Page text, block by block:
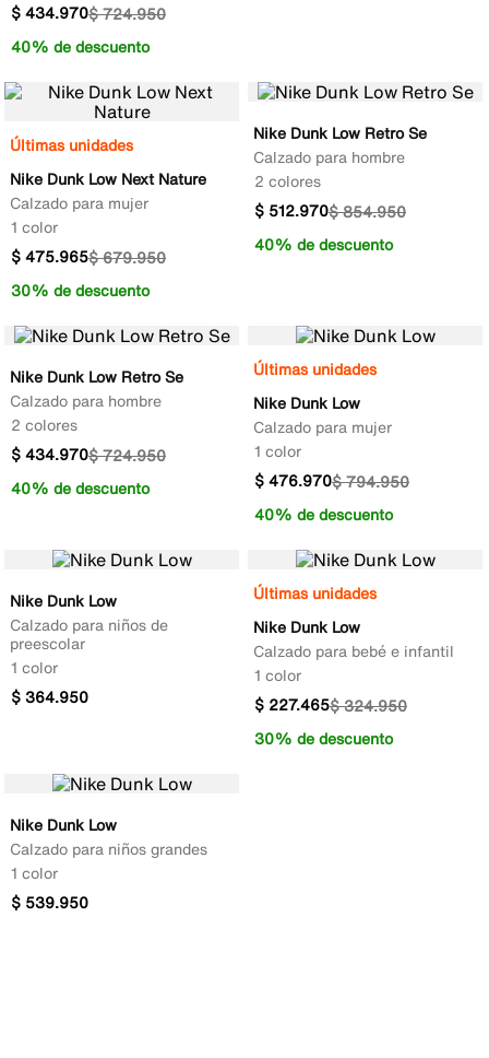
$724.950
$434.970
40% de descuento
Últimas unidades
Nike Dunk Low Next Nature
Calzado para mujer
1 color
$679.950
$475.965
30% de descuento
Nike Dunk Low Retro Se
Calzado para hombre
2 colores
$854.950
$ 512.970
40% de descuento
Nike Dunk Low Retro Se
Calzado para hombre
2 colores
$724.950
$434.970
40% de descuento
Últimas unidades
Nike Dunk Low
Calzado para mujer
1 color
$794.950
$476.970
40% de descuento
Nike Dunk Low
Calzado para niños de
preescolar
1 color
$364.950
Últimas unidades
Nike Dunk Low
Calzado para bebé e infantil
1 color
$324.950
$ 227.465
30% de descuento
Nike Dunk Low
Calzado para niños grandes
1 color
$ 539.950